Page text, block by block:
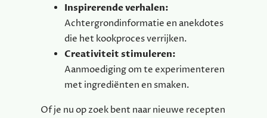
Inspirerende verhalen:
Achtergrondinformatie en anekdotes
die het kookproces verrijken.
Creativiteit stimuleren:
Aanmoediging om te experimenteren
met ingrediënten en smaken.
Of je nu op zoek bent naar nieuwe recepten